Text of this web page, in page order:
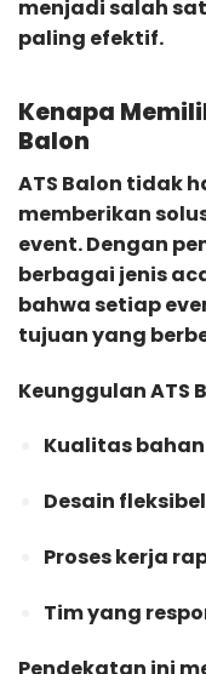
menjadi salah
paling efektif.
Kenapa
Balon
ATS Balon tidak
memberikan
event. Dengan
berbagai jenis
bahwa setiap
tujuan yang
Keunggulan ATS
Kualitas
Desain
Proses kerja
Tim yang
Pendekatan ini